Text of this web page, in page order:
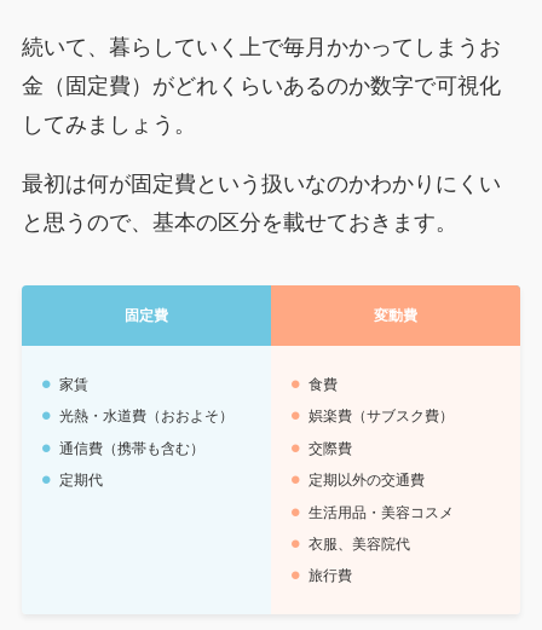
続いて、暮らしていく上で毎月かかってしまうお
金（固定費）がどれくらいあるのか数字で可視化
してみましょう。
最初は何が固定費という扱いなのかわかりにくい
と思うので、基本の区分を載せておきます。
固定費 変動費
家賃
光熱・水道費（おおよそ）
通信費（携帯も含む）
定期代
食費
娯楽費（サブスク費）
交際費
定期以外の交通費
生活用品・美容コスメ
衣服、美容院代
旅行費